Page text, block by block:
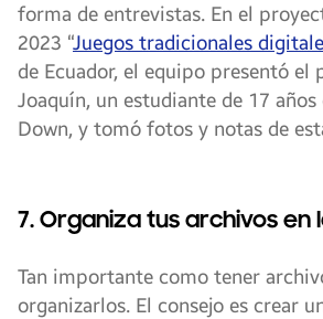
forma de entrevistas. En el
2023 “Juegos tradicionales
de Ecuador, el equipo presentó el
Joaquín, un estudiante de 17
Down, y tomó fotos y notas de
7. Organiza tus archivos en
Tan importante como tener
organizarlos. El consejo es crear